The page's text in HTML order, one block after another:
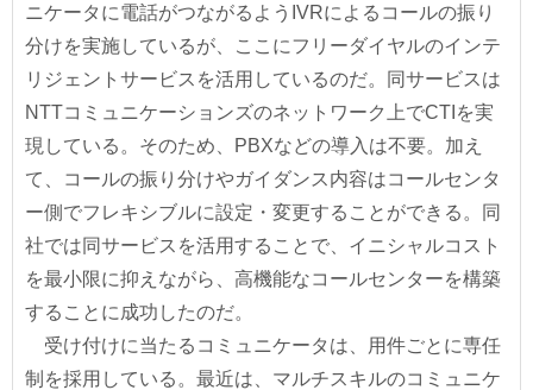
ニケータに電話がつながるようIVRによるコールの振り
分けを実施しているが、ここにフリーダイヤルのインテ
リジェントサービスを活用しているのだ。同サービスは
NTTコミュニケーションズのネットワーク上でCTIを実
現している。そのため、PBXなどの導入は不要。加え
て、コールの振り分けやガイダンス内容はコールセンタ
ー側でフレキシブルに設定・変更することができる。同
社では同サービスを活用することで、イニシャルコスト
を最小限に抑えながら、高機能なコールセンターを構築
することに成功したのだ。
受け付けに当たるコミュニケータは、用件ごとに専任
制を採用している。最近は、マルチスキルのコミュニケ